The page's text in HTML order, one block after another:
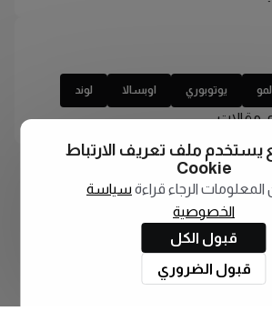
يوتوبوري اوبسالا لوند
مقالات
يستخدم ملف تعريف الارتباط
Cookie
الرجاء قراءة سياسة
الخصوصية
قبول الكل
قبول الضروري